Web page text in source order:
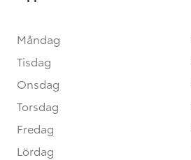
Måndag
Tisdag
Onsdag
Torsdag
Fredag
Lördag